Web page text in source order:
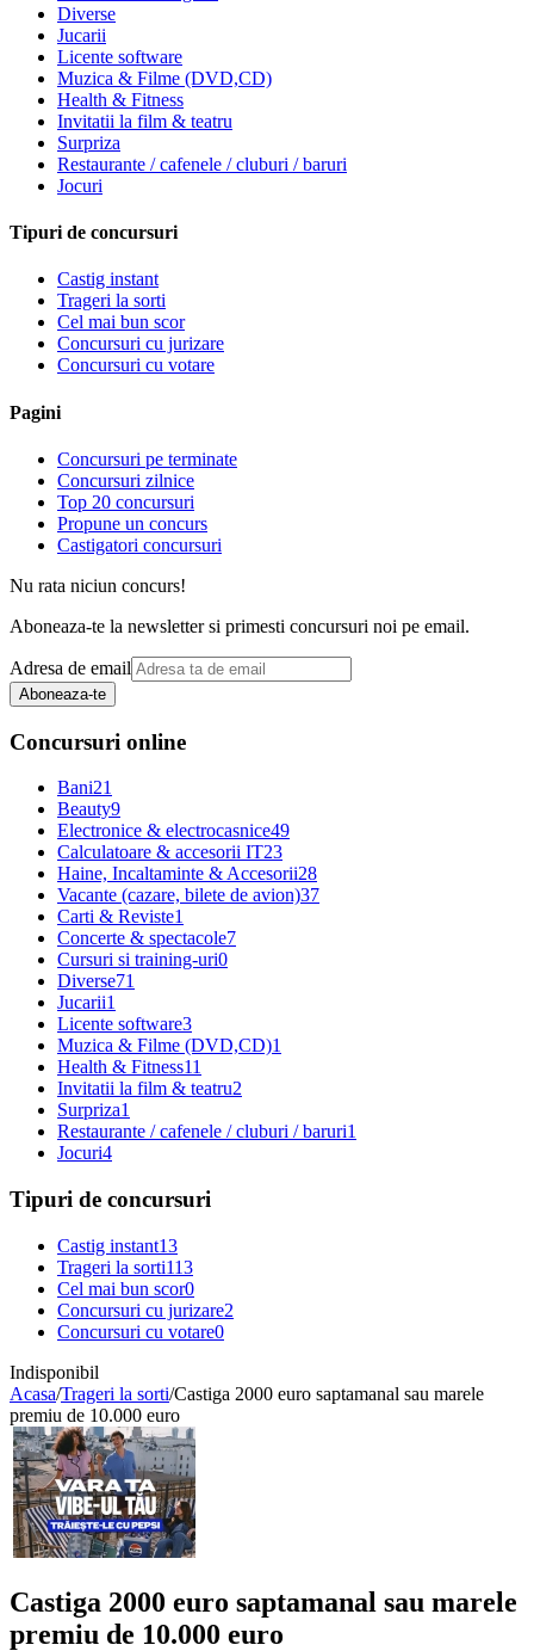
Diverse
Jucarii
Licente software
Muzica & Filme (DVD,CD)
Health & Fitness
Invitatii la film & teatru
Surpriza
Restaurante / cafenele / cluburi / baruri
Jocuri
Tipuri de concursuri
Castig instant
Trageri la sorti
Cel mai bun scor
Concursuri cu jurizare
Concursuri cu votare
Pagini
Concursuri pe terminate
Concursuri zilnice
Top 20 concursuri
Propune un concurs
Castigatori concursuri
Nu rata niciun concurs!
Aboneaza-te la newsletter si primesti concursuri noi pe email.
Adresa de email
Aboneaza-te
Concursuri online
Bani21
Beauty9
Electronice & electrocasnice49
Calculatoare & accesorii IT23
Haine, Incaltaminte & Accesorii28
Vacante (cazare, bilete de avion)37
Carti & Reviste1
Concerte & spectacole7
Cursuri si training-uri0
Diverse71
Jucarii1
Licente software3
Muzica & Filme (DVD,CD)1
Health & Fitness11
Invitatii la film & teatru2
Surpriza1
Restaurante / cafenele / cluburi / baruri1
Jocuri4
Tipuri de concursuri
Castig instant13
Trageri la sorti113
Cel mai bun scor0
Concursuri cu jurizare2
Concursuri cu votare0
Indisponibil
Acasa/Trageri la sorti/Castiga 2000 euro saptamanal sau marele
premiu de 10.000 euro
Castiga 2000 euro saptamanal sau marele
premiu de 10.000 euro